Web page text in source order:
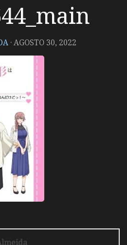
·AGOSTO 30, 2022